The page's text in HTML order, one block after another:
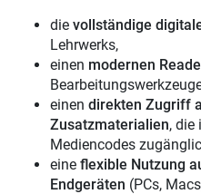
die vollständige
Lehrwerks,
einen modernen
einen direkten Zugriff
Zusatzmaterialien, die
Mediencodes
eine flexible Nutzung
Endgeräten (PCs,